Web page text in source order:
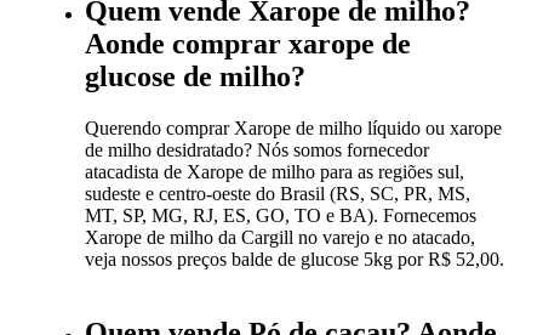
Quem vende Xarope de milho?
Aonde comprar xarope de
glucose de milho?
Querendo comprar Xarope de milho líquido ou xarope
de milho desidratado? Nós somos fornecedor
atacadista de Xarope de milho para as regiões sul,
sudeste e centro-oeste do Brasil (RS, SC, PR, MS,
MT, SP, MG, RJ, ES, GO, TO e BA). Fornecemos
Xarope de milho da Cargill no varejo e no atacado,
veja nossos preços balde de glucose 5kg por R$ 52,00.